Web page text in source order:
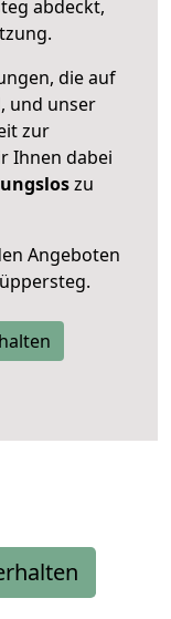
abdeckt,
die auf
und unser
zur
Ihnen dabei
zu
Angeboten